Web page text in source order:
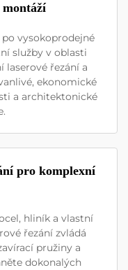
vysokoprodejné
služby v oblasti
laserové řezání a
ekonomické
a architektonické
pro komplexní
hliník a vlastní
řezání zvládá
pružiny a
dokonalých